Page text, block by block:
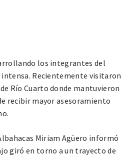
los integrantes del
intensa. Recientemente visitaron
Río Cuarto donde mantuvieron
recibir mayor asesoramiento
Miriam Agüero informó
giró en torno a un trayecto de